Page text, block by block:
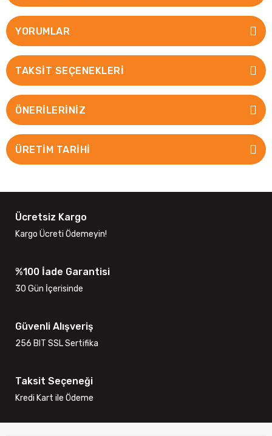
YORUMLAR
TAKSIT SEÇENEKLERI
ÖNERILERINIZ
ÜRETİM TARİHİ
Ücretsiz Kargo
Kargo Ücreti Ödemeyin!
%100 İade Garantisi
30 Gün İçerisinde
Güvenli Alışveriş
256 BIT SSL Sertifika
Taksit Seçeneği
Kredi Kart ile Ödeme